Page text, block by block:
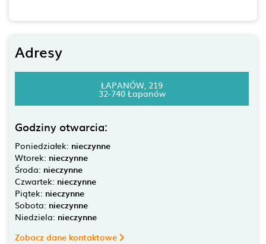
Adresy
ŁAPANÓW, 219
32-740 Łapanów
Godziny otwarcia:
Poniedziałek: nieczynne
Wtorek: nieczynne
Środa: nieczynne
Czwartek: nieczynne
Piątek: nieczynne
Sobota: nieczynne
Niedziela: nieczynne
Zobacz dane kontaktowe